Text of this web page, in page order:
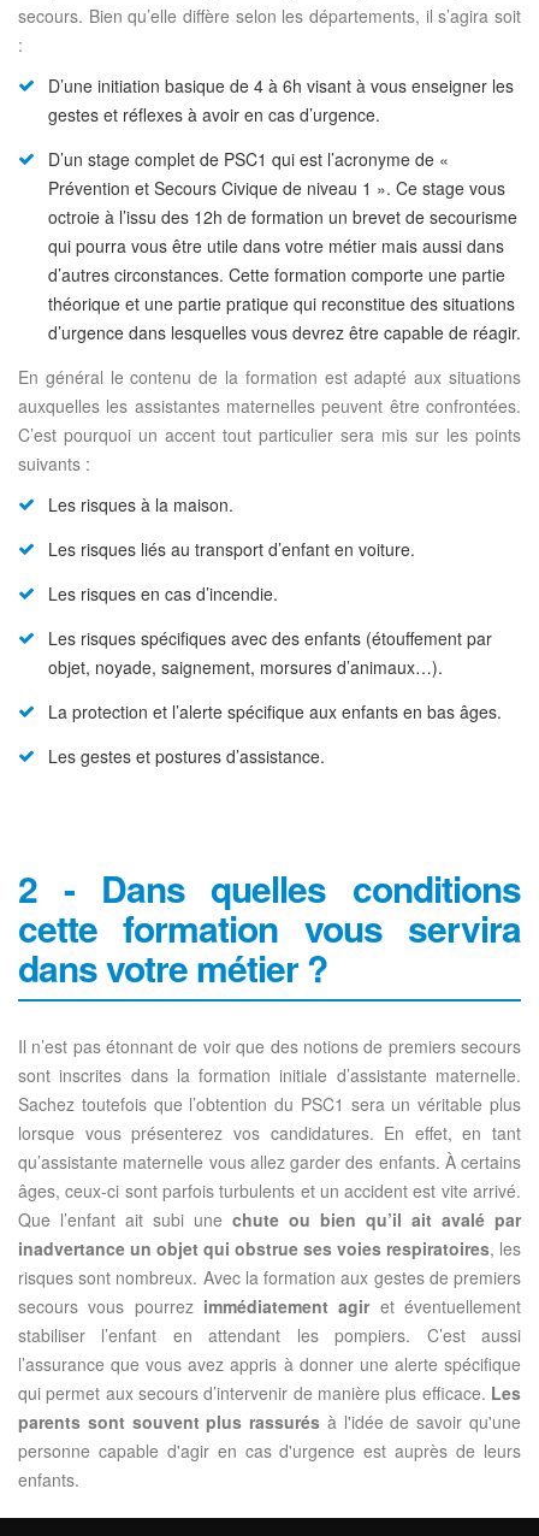
secours. Bien qu’elle diffère selon les départements, il s’agira soit
:
D’une initiation basique de 4 à 6h visant à vous enseigner les
gestes et réflexes à avoir en cas d’urgence.
D’un stage complet de PSC1 qui est l’acronyme de «
Prévention et Secours Civique de niveau 1 ». Ce stage vous
octroie à l’issu des 12h de formation un brevet de secourisme
qui pourra vous être utile dans votre métier mais aussi dans
d’autres circonstances. Cette formation comporte une partie
théorique et une partie pratique qui reconstitue des situations
d’urgence dans lesquelles vous devrez être capable de réagir.
En général le contenu de la formation est adapté aux situations
auxquelles les assistantes maternelles peuvent être confrontées.
C’est pourquoi un accent tout particulier sera mis sur les points
suivants :
Les risques à la maison.
Les risques liés au transport d’enfant en voiture.
Les risques en cas d’incendie.
Les risques spécifiques avec des enfants (étouffement par
objet, noyade, saignement, morsures d’animaux…).
La protection et l’alerte spécifique aux enfants en bas âges.
Les gestes et postures d’assistance.
2 - Dans quelles conditions
cette formation vous servira
dans votre métier ?
Il n’est pas étonnant de voir que des notions de premiers secours
sont inscrites dans la formation initiale d’assistante maternelle.
Sachez toutefois que l’obtention du PSC1 sera un véritable plus
lorsque vous présenterez vos candidatures. En effet, en tant
qu’assistante maternelle vous allez garder des enfants. À certains
âges, ceux-ci sont parfois turbulents et un accident est vite arrivé.
Que l’enfant ait subi une chute ou bien qu’il ait avalé par
inadvertance un objet qui obstrue ses voies respiratoires, les
risques sont nombreux. Avec la formation aux gestes de premiers
secours vous pourrez immédiatement agir et éventuellement
stabiliser l’enfant en attendant les pompiers. C’est aussi
l’assurance que vous avez appris à donner une alerte spécifique
qui permet aux secours d’intervenir de manière plus efficace. Les
parents sont souvent plus rassurés à l'idée de savoir qu'une
personne capable d'agir en cas d'urgence est auprès de leurs
enfants.